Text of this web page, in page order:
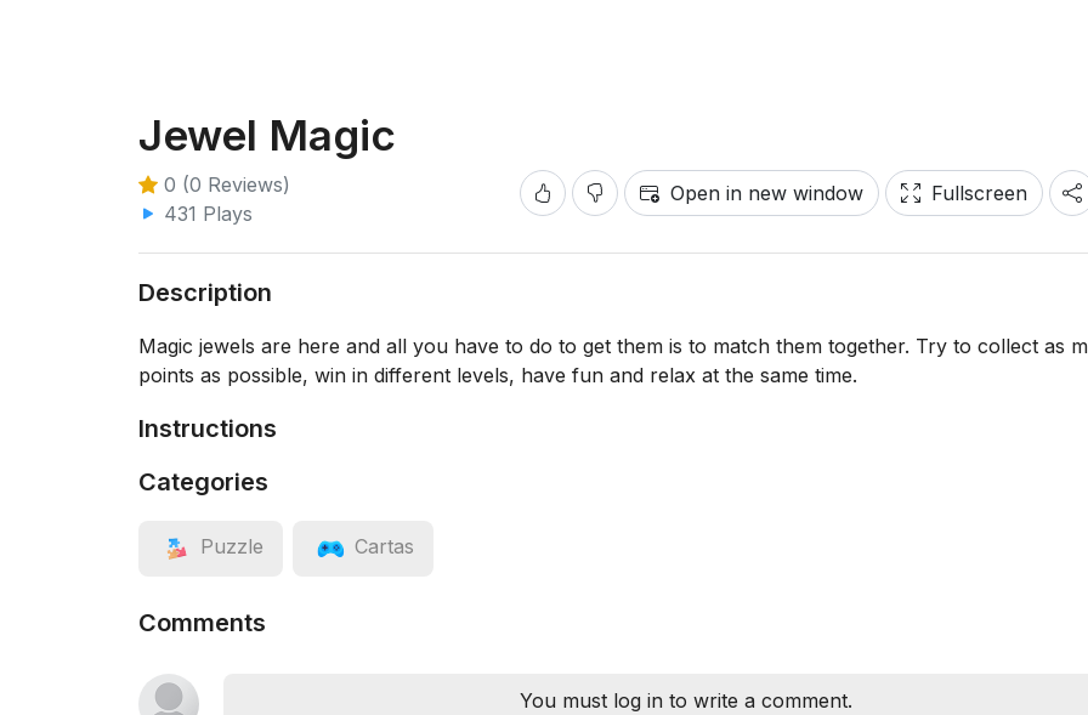
Jewel Magic
0 (0 Reviews)
431 Plays
Open in new window Fullscreen
Description
Magic jewels are here and all you have to do to get them is to match them together. Try to collect as
points as possible, win in different levels, have fun and relax at the same time.
Instructions
Categories
Puzzle Cartas
Comments
You must log in to write a comment.